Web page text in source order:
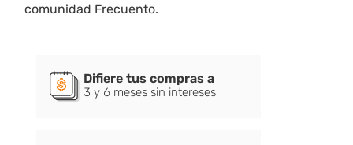
comunidad Frecuento.
Difiere tus compras a
3 y 6 meses sin intereses